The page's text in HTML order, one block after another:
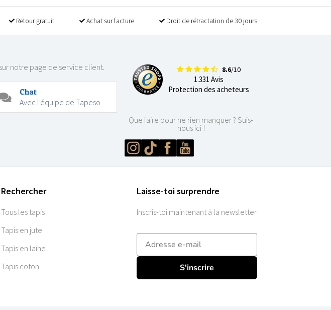
Retour gratuit Achat sur facture Droit de rétractation de 30 jours
notre page de service client.
Chat
Avec l'équipe de Tapeso
8.6/10
1.331 Avis
Protection des acheteurs
Que faire pour ne rien manquer ? Suis-
nous ici !
Rechercher
Tous les tapis
Tapis en jute
Tapis en laine
Tapis coton
Laisse-toi surprendre
Inscris-toi maintenant à la newsletter
E-mailadres
S'inscrire